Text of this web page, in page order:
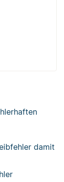
damit